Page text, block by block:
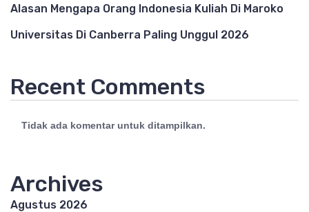
Alasan Mengapa Orang Indonesia Kuliah Di Maroko
Universitas Di Canberra Paling Unggul 2026
Recent Comments
Tidak ada komentar untuk ditampilkan.
Archives
Agustus 2026